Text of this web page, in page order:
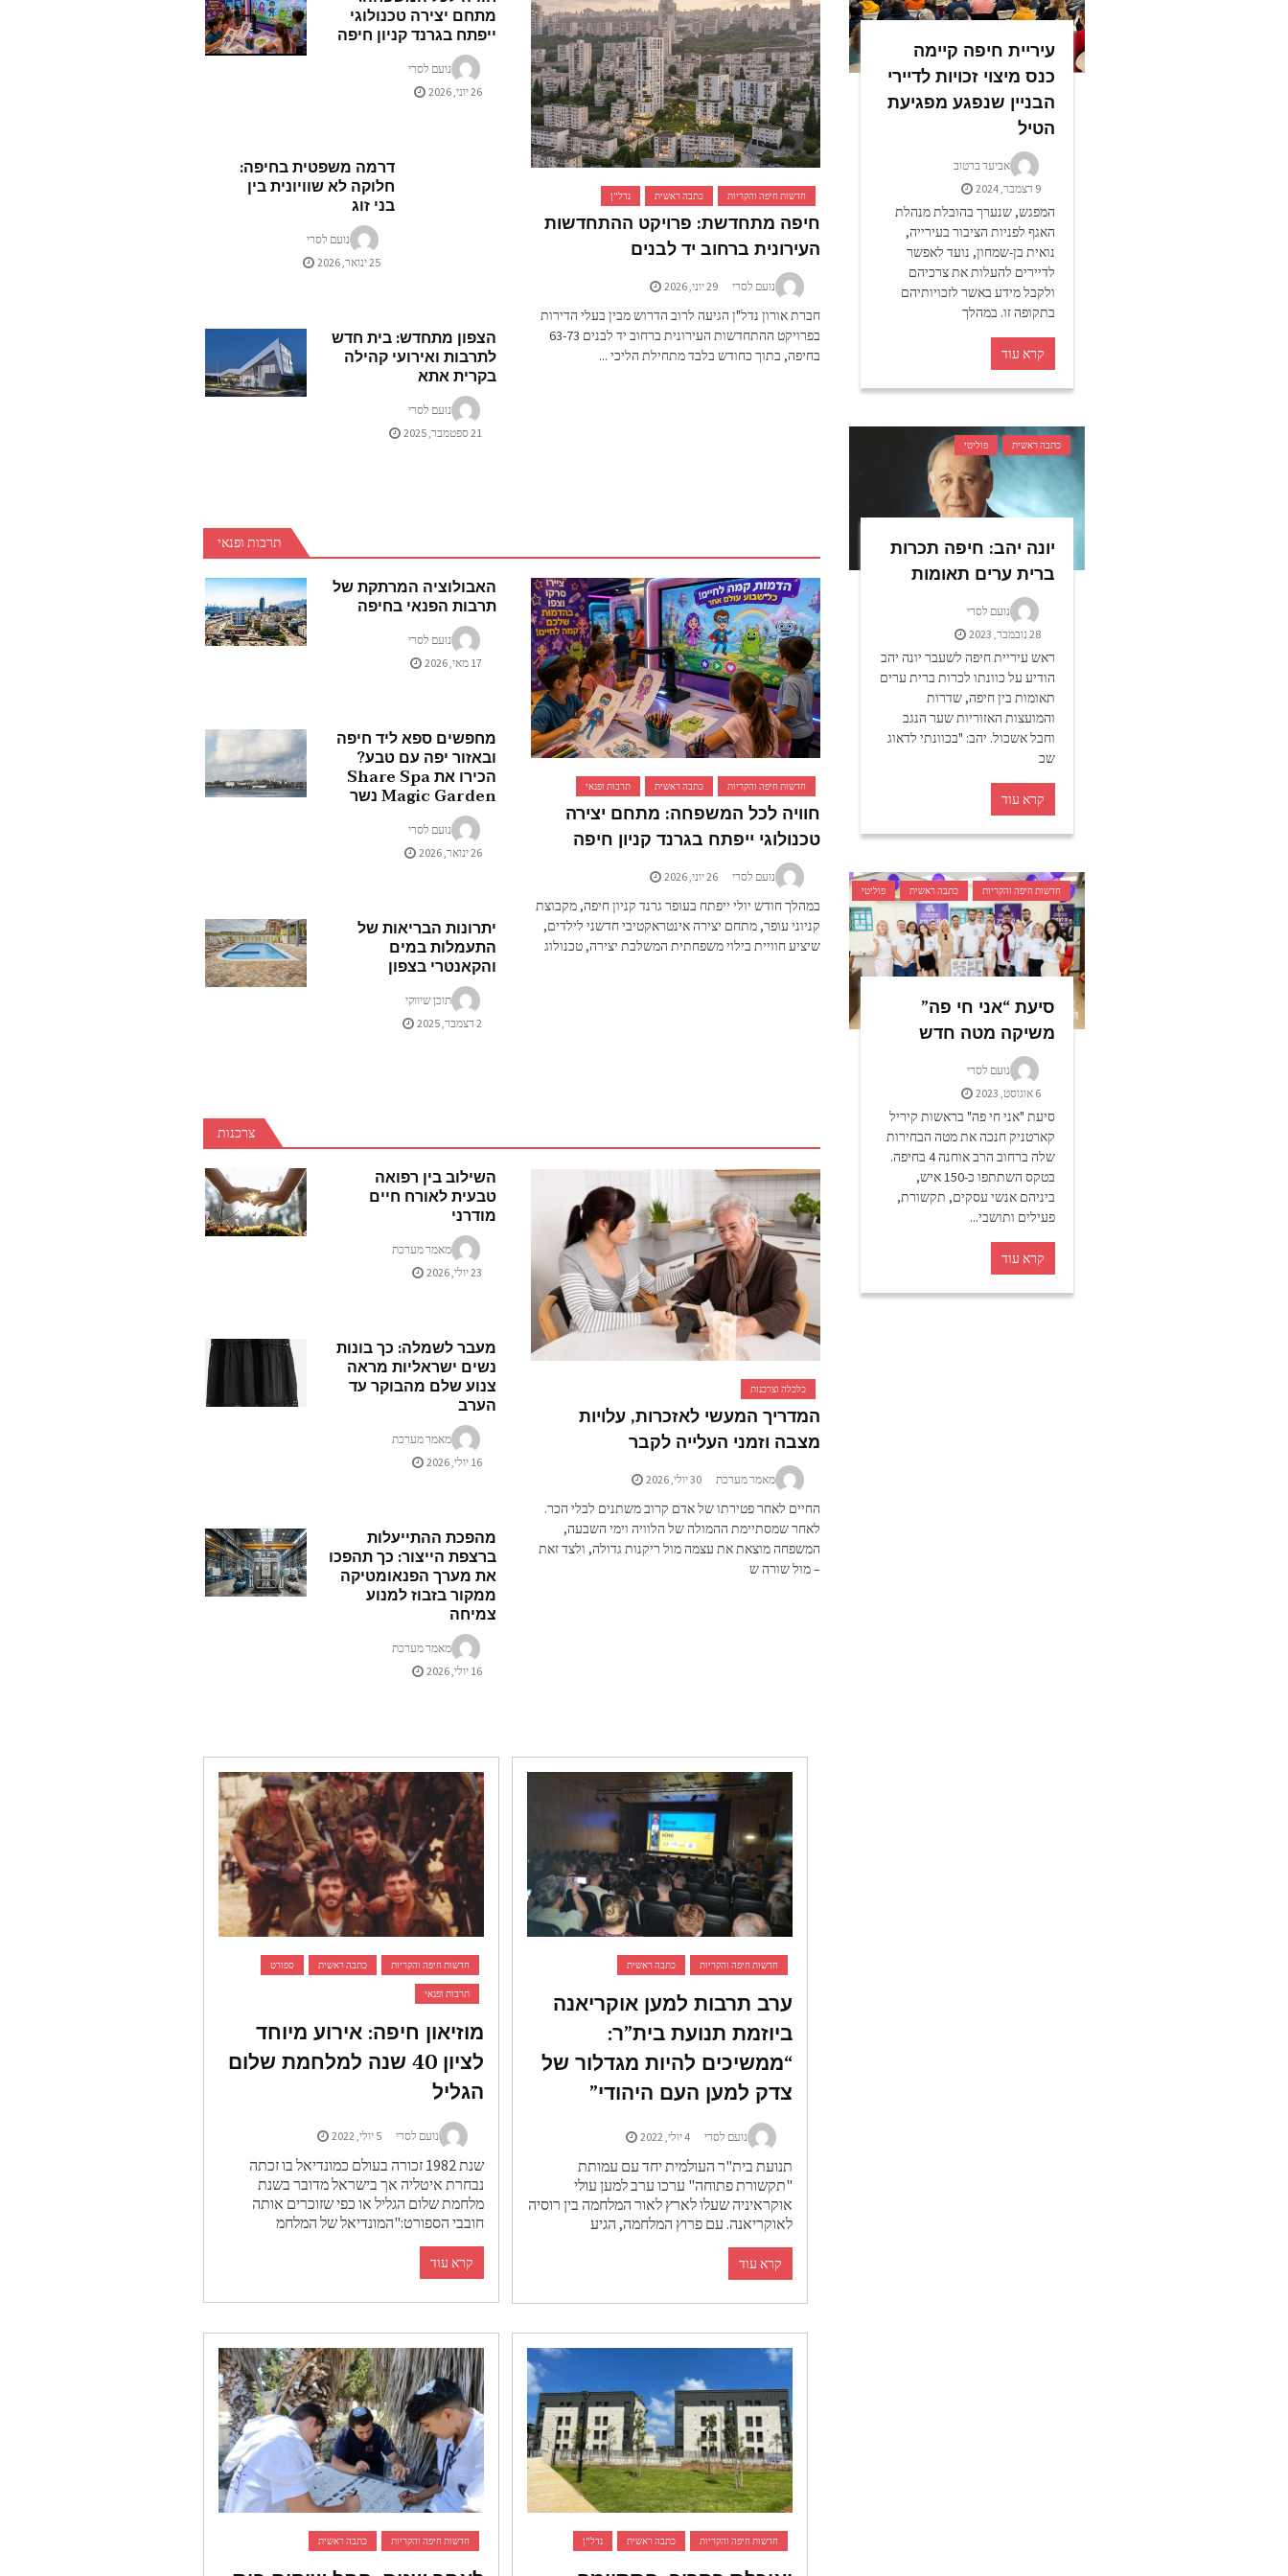
חדשות חיפה והקריות כתבה ראשית נדל"ן
חיפה מתחדשת: פרויקט ההתחדשות
העירונית ברחוב יד לבנים
נועם לסרי 29 יוני, 2026
חברת אורון נדל"ן הגיעה לרוב הדרוש מבין בעלי הדירות
בפרויקט ההתחדשות העירונית ברחוב יד לבנים 63-73
בחיפה, בתוך כחודש בלבד מתחילת הליכי ...
מתחם יצירה טכנולוגי
ייפתח בגרנד קניון חיפה
נועם לסרי
26 יוני, 2026
דרמה משפטית בחיפה:
חלוקה לא שוויונית בין
בני זוג
נועם לסרי
25 ינואר, 2026
הצפון מתחדש: בית חדש
לתרבות ואירועי קהילה
בקרית אתא
נועם לסרי
21 ספטמבר, 2025
תרבות ופנאי
חדשות חיפה והקריות כתבה ראשית תרבות ופנאי
חוויה לכל המשפחה: מתחם יצירה
טכנולוגי ייפתח בגרנד קניון חיפה
נועם לסרי 26 יוני, 2026
במהלך חודש יולי ייפתח בעופר גרנד קניון חיפה, מקבוצת
קניוני עופר, מתחם יצירה אינטראקטיבי חדשני לילדים,
שיציע חוויית בילוי משפחתית המשלבת יצירה, טכנולוג
האבולוציה המרתקת של
תרבות הפנאי בחיפה
נועם לסרי
17 מאי, 2026
מחפשים ספא ליד חיפה
ובאזור יפה עם טבע?
הכירו את Share Spa
Magic Garden נשר
נועם לסרי
26 ינואר, 2026
יתרונות הבריאות של
התעמלות במים
והקאנטרי בצפון
תוכן שיווקי
2 דצמבר, 2025
צרכנות
כלכלה וצרכנות
המדריך המעשי לאזכרות, עלויות
מצבה וזמני העלייה לקבר
מאמר מערכת 30 יולי, 2026
החיים לאחר פטירתו של אדם קרוב משתנים לבלי הכר.
לאחר שמסתיימת ההמולה של הלוויה וימי השבעה,
המשפחה מוצאת את עצמה מול ריקנות גדולה, ולצד זאת
– מול שורה ש
השילוב בין רפואה
טבעית לאורח חיים
מודרני
מאמר מערכת
23 יולי, 2026
מעבר לשמלה: כך בונות
נשים ישראליות מראה
צנוע שלם מהבוקר עד
הערב
מאמר מערכת
16 יולי, 2026
מהפכת ההתייעלות
ברצפת הייצור: כך תהפכו
את מערך הפנאומטיקה
ממקור בזבוז למנוע
צמיחה
מאמר מערכת
16 יולי, 2026
חדשות חיפה והקריות כתבה ראשית ספורט
תרבות ופנאי
מוזיאון חיפה: אירוע מיוחד
לציון 40 שנה למלחמת שלום
הגליל
נועם לסרי 5 יולי, 2022
שנת 1982 זכורה בעולם כמונדיאל בו זכתה
נבחרת איטליה אך בישראל מדובר בשנת
מלחמת שלום הגליל או כפי שזוכרים אותה
חובבי הספורט:"המונדיאל של המלחמ
קרא עוד
חדשות חיפה והקריות כתבה ראשית
ערב תרבות למען אוקריאנה
ביוזמת תנועת בית”ר:
“ממשיכים להיות מגדלור של
צדק למען העם היהודי”
נועם לסרי 4 יולי, 2022
תנועת בית"ר העולמית יחד עם עמותת
"תקשורת פתוחה" ערכו ערב למען עולי
אוקראיניה שעלו לארץ לאור המלחמה בין רוסיה
לאוקריאנה. עם פרוץ המלחמה, הגיע
קרא עוד
חדשות חיפה והקריות כתבה ראשית חדשות חיפה והקריות כתבה ראשית נדל"ן
עיריית חיפה קיימה
כנס מיצוי זכויות לדיירי
הבניין שנפגע מפגיעת
הטיל
אביעד ברטוב
9 דצמבר, 2024
המפגש, שנערך בהובלת מנהלת
האגף לפניות הציבור בעירייה,
נואית בן-שמחון, נועד לאפשר
לדיירים להעלות את צרכיהם
ולקבל מידע באשר לזכויותיהם
בתקופה זו. במהלך
קרא עוד
כתבה ראשית פוליטי
יונה יהב: חיפה תכרות
ברית ערים תאומות
נועם לסרי
28 נובמבר, 2023
ראש עיריית חיפה לשעבר יונה יהב
הודיע על כוונתו לכרות ברית ערים
תאומות בין חיפה, שדרות
והמועצות האזוריות שער הנגב
וחבל אשכול. יהב: "בכוונתי לדאוג
שכ
קרא עוד
חדשות חיפה והקריות כתבה ראשית פוליטי
סיעת “אני חי פה”
משיקה מטה חדש
נועם לסרי
6 אוגוסט, 2023
סיעת "אני חי פה" בראשות קיריל
קארטניק חנכה את מטה הבחירות
שלה ברחוב הרב אוחנה 4 בחיפה.
בטקס השתתפו כ-150 איש,
ביניהם אנשי עסקים, תקשורת,
פעילים ותושבי...
קרא עוד